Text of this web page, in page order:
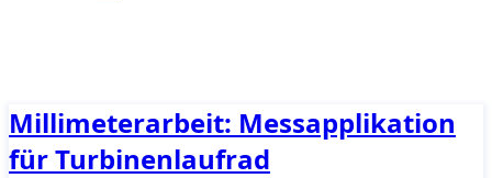
Millimeterarbeit: Messapplikation
für Turbinenlaufrad